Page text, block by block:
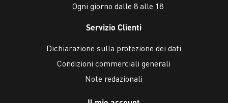
Ogni giorno dalle 8 alle 18
Servizio Clienti
Dichiarazione sulla protezione dei dati
Condizioni commerciali generali
Note redazionali